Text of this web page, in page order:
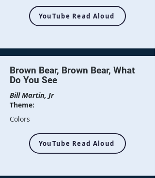
YouTube Read Aloud
Brown Bear, Brown Bear, What
Do You See
Bill Martin, Jr
Theme:
Colors
YouTube Read Aloud